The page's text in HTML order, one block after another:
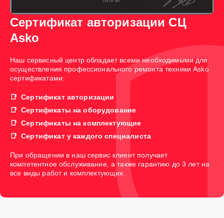
Сертификат авторизации СЦ
Asko
Наш сервисный центр обладает всеми необходимыми для
осуществления профессионального ремонта техники Asko
сертификатами:
Сертификат авторизации
Сертификаты на оборудование
Сертификаты на комплектующие
Сертификат у каждого специалиста
При обращении в наш сервис клиент получает
компетентное обслуживание, а также гарантию до 3 лет на
все виды работ и комплектующих.